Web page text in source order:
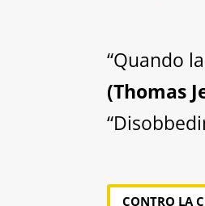
“Quando
(Thomas
CONTRO LA